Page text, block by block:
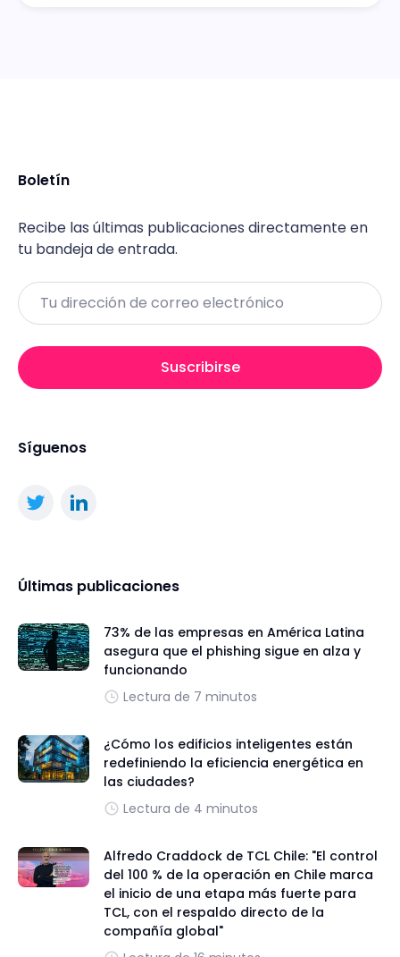
Boletín
Recibe las últimas publicaciones directamente en
tu bandeja de entrada.
Email
Suscribirse
Síguenos
Últimas publicaciones
73% de las empresas en América Latina
asegura que el phishing sigue en alza y
funcionando
Lectura de 7 minutos
¿Cómo los edificios inteligentes están
redefiniendo la eficiencia energética en
las ciudades?
Lectura de 4 minutos
Alfredo Craddock de TCL Chile: "El control
del 100 % de la operación en Chile marca
el inicio de una etapa más fuerte para
TCL, con el respaldo directo de la
compañía global"